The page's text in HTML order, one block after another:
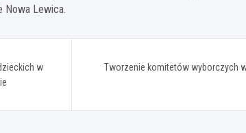
Nowa Lewica.
w
Tworzenie komitetów wyborczych